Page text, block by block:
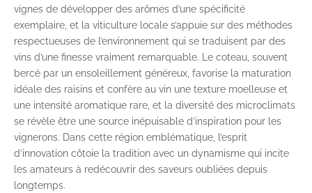
vignes de développer des arômes d’une spécificité
exemplaire, et la viticulture locale s’appuie sur des méthodes
respectueuses de l’environnement qui se traduisent par des
vins d’une finesse vraiment remarquable. Le coteau, souvent
bercé par un ensoleillement généreux, favorise la maturation
idéale des raisins et confère au vin une texture moelleuse et
une intensité aromatique rare, et la diversité des microclimats
se révèle être une source inépuisable d’inspiration pour les
vignerons. Dans cette région emblématique, l’esprit
d’innovation côtoie la tradition avec un dynamisme qui incite
les amateurs à redécouvrir des saveurs oubliées depuis
longtemps.